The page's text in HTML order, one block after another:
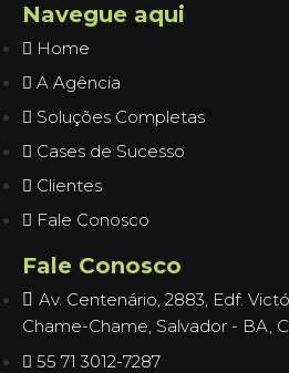
Navegue aqui
Home
A Agência
Soluções Completas
Cases de Sucesso
Clientes
Fale Conosco
Fale Conosco
Av. Centenário, 2883, Edf.
Chame-Chame, Salvador - BA,
55 71 3012-7287